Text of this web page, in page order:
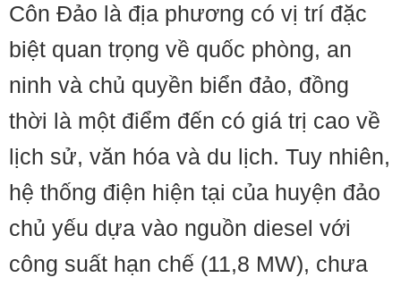
Côn Đảo là địa phương có vị trí đặc
biệt quan trọng về quốc phòng, an
ninh và chủ quyền biển đảo, đồng
thời là một điểm đến có giá trị cao về
lịch sử, văn hóa và du lịch. Tuy nhiên,
hệ thống điện hiện tại của huyện đảo
chủ yếu dựa vào nguồn diesel với
công suất hạn chế (11,8 MW), chưa